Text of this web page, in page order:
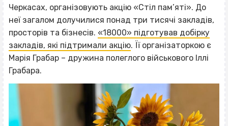
Черкасах, організовують акцію «Стіл пам’яті». До
неї загалом долучилися понад три тисячі закладів,
просторів та бізнесів. «18000» підготував добірку
закладів, які підтримали акцію. Її організаторкою є
Марія Грабар – дружина полеглого військового Іллі
Грабара.